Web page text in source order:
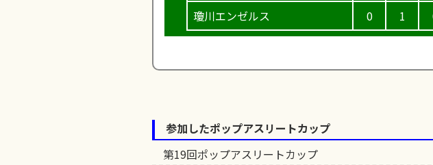
瓊川エンゼルス
0
1
参加したポップアスリートカップ
第19回ポップアスリートカップ